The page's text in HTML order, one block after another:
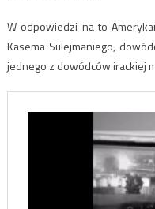
W odpowiedzi na to
Kasema Sulejmaniego,
jednego z dowódców irackiej